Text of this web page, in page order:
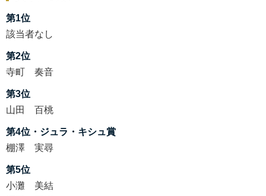
第1位
該当者なし
第2位
寺町 奏音
第3位
山田 百桃
第4位・ジュラ・キシュ賞
棚澤 実尋
第5位
小灘 美結